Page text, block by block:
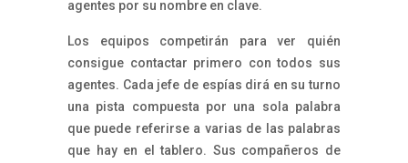
agentes por su nombre en clave.
Los equipos competirán para ver quién
consigue contactar primero con todos sus
agentes. Cada jefe de espías dirá en su turno
una pista compuesta por una sola palabra
que puede referirse a varias de las palabras
que hay en el tablero. Sus compañeros de